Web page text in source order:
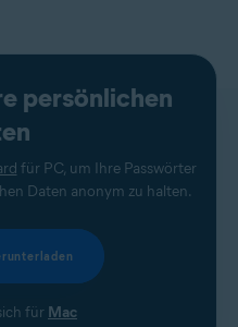
persönlichen
für PC, um Ihre Passwörter
Daten anonym zu halten.
für Mac